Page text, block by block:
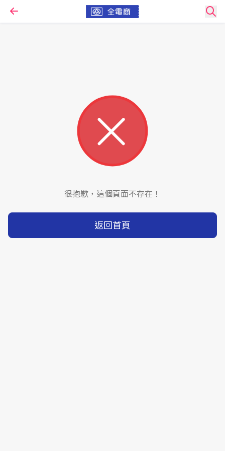
很抱歉，這個頁面不存在！
返回首頁